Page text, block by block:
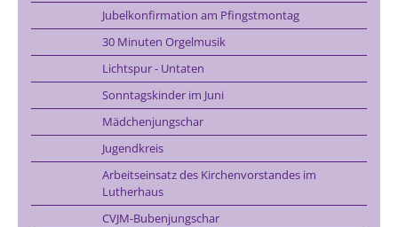
Jubelkonfirmation am Pfingstmontag
30 Minuten Orgelmusik
Lichtspur - Untaten
Sonntagskinder im Juni
Mädchenjungschar
Jugendkreis
Arbeitseinsatz des Kirchenvorstandes im
Lutherhaus
CVJM-Bubenjungschar